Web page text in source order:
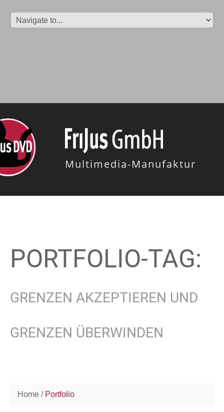
Multimedia-Manufaktur
PORTFOLIO-TAG:
GRENZEN AKZEPTIEREN UND
GRENZEN ÜBERWINDEN
Home Portfolio